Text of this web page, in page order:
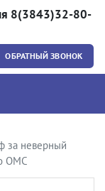
8(3843)32-80-
ОБРАТНЫЙ ЗВОНОК
за неверный
ОМС